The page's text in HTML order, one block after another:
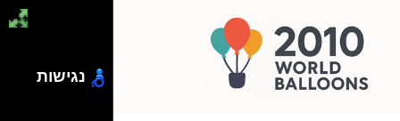
נגישות